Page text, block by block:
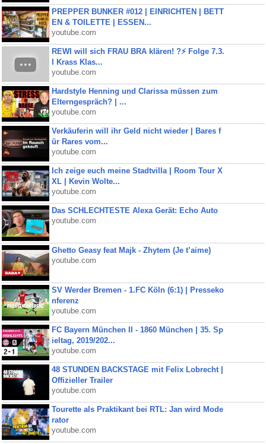
PREPPER BUNKER #012 | EINRICHTEN | BETT
EN & TOILETTE | ESSEN...
youtube.com
REWI will sich FRAU BRA klären! ?⚡️ Folge 7.3.
I Krass Klas...
youtube.com
Hardstyle Henning und Clarissa müssen zum
Elterngespräch? | ...
youtube.com
Verkäuferin will ihr Geld nicht wieder | Bares f
ür Rares vom...
youtube.com
Ich zeige euch meine Stadtvilla | Room Tour X
XL | Kevin Wolte...
youtube.com
Das SCHLECHTESTE Alexa Gerät: Echo Auto
youtube.com
Ghetto Geasy feat Majk - Zhytem (Je t’aime)
youtube.com
SV Werder Bremen - 1.FC Köln (6:1) | Presseko
nferenz
youtube.com
FC Bayern München II - 1860 München | 35. Sp
ieltag, 2019/202...
youtube.com
48 STUNDEN BACKSTAGE mit Felix Lobrecht |
Offizieller Trailer
youtube.com
Tourette als Praktikant bei RTL: Jan wird Mode
rator
youtube.com